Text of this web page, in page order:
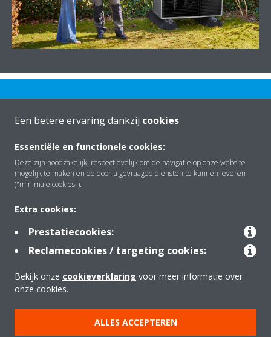
Over Daikin
Producten
Een betere ervaring dankzij cookies
Essentiële en functionele cookies:
Deze zijn noodzakelijk, respectievelijk om de navigatie op onze website
mogelijk te maken en de door u gevraagde diensten te kunnen leveren
("minimale cookies").
Extra cookies:
Prestatiecookies:
Reclamecookies / targeting cookies:
Bekijk onze cookieverklaring voor meer informatie over
onze cookies.
ALLES ACCEPTEREN